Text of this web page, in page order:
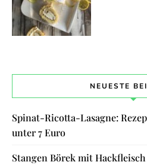
NEUESTE
Spinat-Ricotta-Lasagne:
unter 7 Euro
Stangen Börek mit